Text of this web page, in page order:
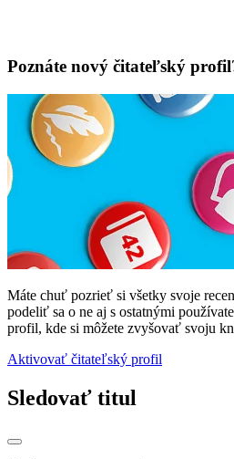
Poznáte nový čitateľský
Máte chuť pozrieť si všetky svoje
podeliť sa o ne aj s ostatnými
profil, kde si môžete zvyšovať svoju
Aktivovať čitateľský profil
Sledovať titul